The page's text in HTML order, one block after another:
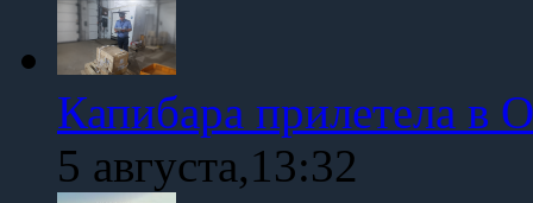
Капибара прилетела в
5 августа,13:32